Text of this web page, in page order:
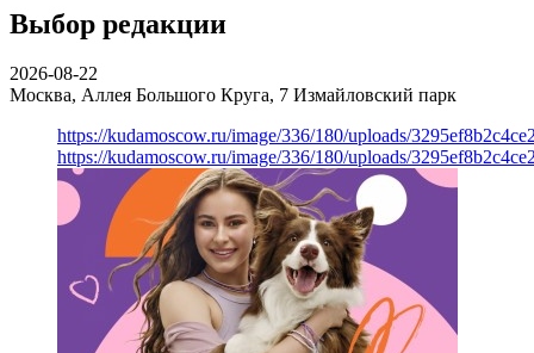
Выбор редакции
2026-08-22
Москва, Аллея Большого Круга, 7 Измайловский парк
https://kudamoscow.ru/image/336/180/uploads/
https://kudamoscow.ru/image/336/180/uploads/